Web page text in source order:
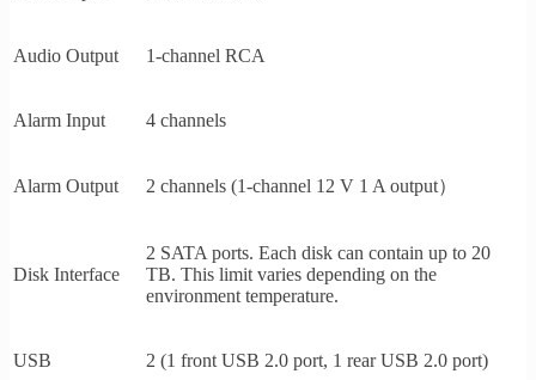
Audio Output 1-channel RCA
Alarm Input 4 channels
Alarm Output 2 channels (1-channel 12 V 1 A output）
Disk Interface
2 SATA ports. Each disk can contain up to 20
TB. This limit varies depending on the
environment temperature.
USB 2 (1 front USB 2.0 port, 1 rear USB 2.0 port)